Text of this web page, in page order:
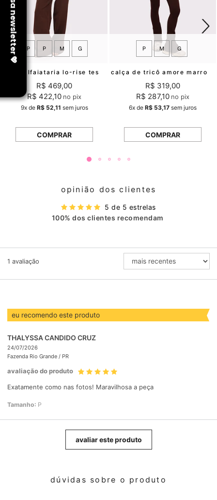
PP P M G
R$ 469,00
R$ 422,10 no pix
9xde R$ 52,11 sem juros
COMPRAR
P M G
R$ 319,00
R$ 287,10 no pix
6x de R$ 53,17 sem juros
COMPRAR
opinião dos clientes
5 de 5 estrelas
100% dos clientes recomendam
1 avaliação
ORDENAR
eu recomendo este produto
THALYSSA CANDIDO CRUZ
24/07/2026
Fazenda Rio Grande / PR
avaliação do produto
Exatamente como nas fotos! Maravilhosa a peça
Tamanho: P
avaliar este produto
dúvidas sobre o produto